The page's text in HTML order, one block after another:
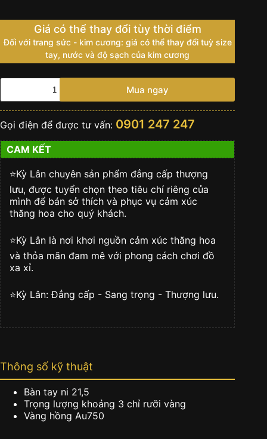
Giá có thể thay đổi tùy thời điểm
Đối với trang sức - kim cương: giá có thể thay đổi tuỳ size
tay, nước và độ sạch của kim cương
Nhẫn
Lông
vàng
hồng
nguyên
khối
Au750
số
lượng
Mua ngay
Gọi điện để được tư vấn: 0901 247 247
CAM KẾT
⭐️Kỳ Lân chuyên sản phẩm đẳng cấp thượng
lưu, được tuyển chọn theo tiêu chí riêng của
mình để bán sở thích và phục vụ cảm xúc
thăng hoa cho quý khách.
⭐️Kỳ Lân là nơi khơi nguồn cảm xúc thăng hoa
và thỏa mãn đam mê với phong cách chơi đồ
xa xỉ.
⭐️Kỳ Lân: Đẳng cấp - Sang trọng - Thượng lưu.
Thông số kỹ thuật
Bàn tay ni 21,5
Trọng lượng khoảng 3 chỉ rưỡi vàng
Vàng hồng Au750